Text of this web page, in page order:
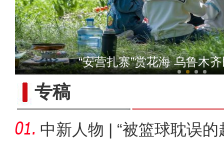
十年·数说 经济
“安营扎寨”赏花海 乌鲁木
专稿
中新人物 | “被篮球耽误